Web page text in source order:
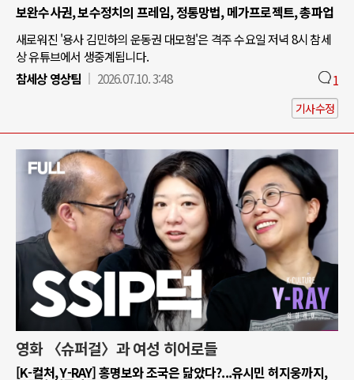
보완수사권, 보수정치의 프레임, 정통망법, 메가프로젝트, 총파업
새로워진 '용사 김민하의 운동권 대모험'은 격주 수요일 저녁 8시 참세
상 유튜브에서 생중계됩니다.
참세상 영상팀
2026.07.10. 3:48 1
기사수정
영화 〈슈퍼걸〉과 여성 히어로들
[K-컬처, Y-RAY] 홍명보와 조국은 닮았다?...유시민 허지웅까지,